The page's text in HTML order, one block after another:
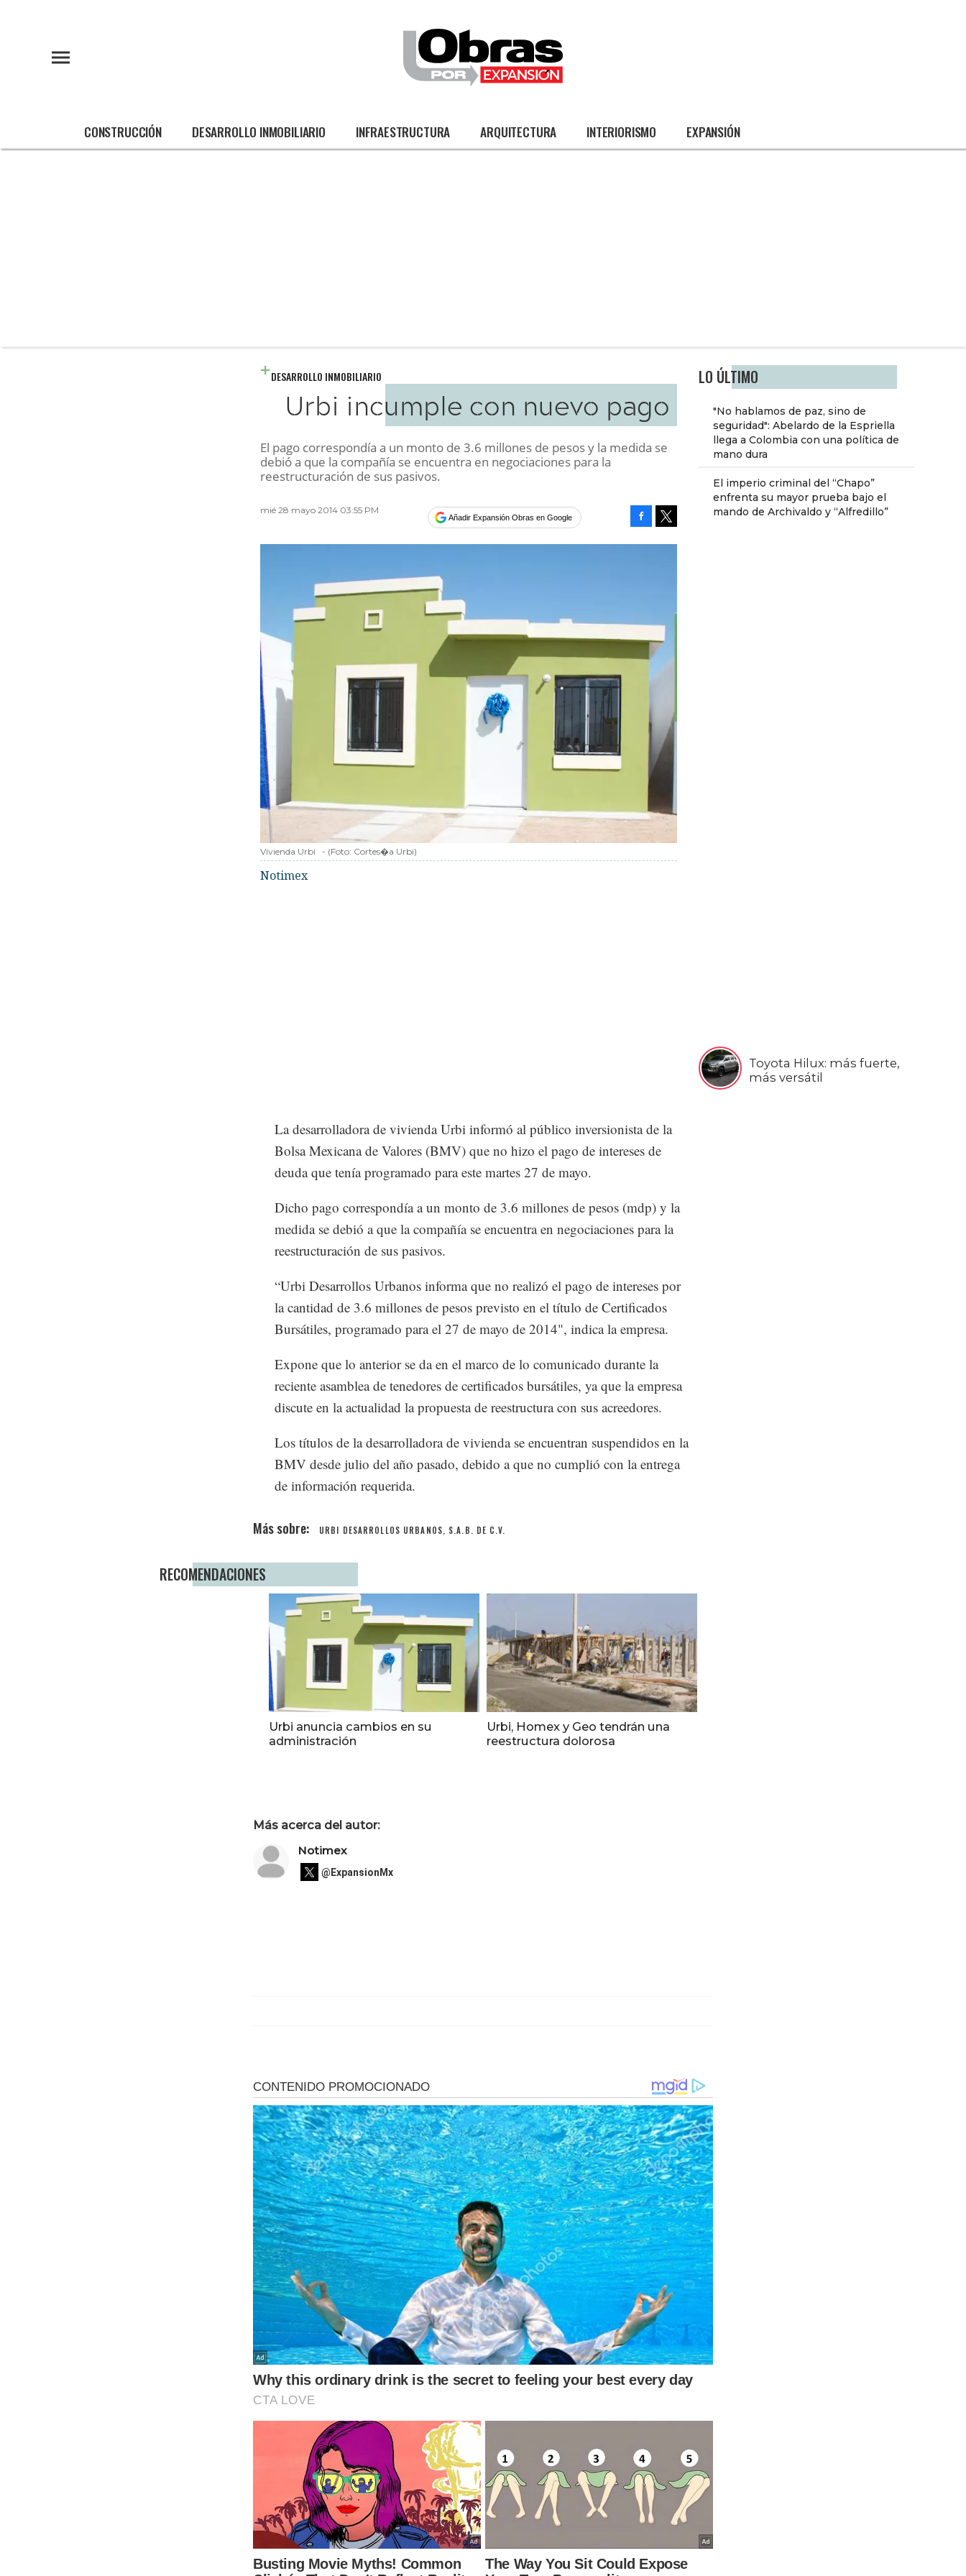
CONSTRUCCIÓN DESARROLLO INMOBILIARIO INFRAESTRUCTURA ARQUITECTURA INTERIORISMO EXPANSIÓN
LO ÚLTIMO
"No hablamos de paz, sino de
seguridad": Abelardo de la Espriella
llega a Colombia con una política de
mano dura
El imperio criminal del “Chapo”
enfrenta su mayor prueba bajo el
mando de Archivaldo y “Alfredillo”
Toyota Hilux: más fuerte,
más versátil
DESARROLLO INMOBILIARIO
Urbi incumple con nuevo pago
El pago correspondía a un monto de 3.6 millones de pesos y la medida se
debió a que la compañía se encuentra en negociaciones para la
reestructuración de sus pasivos.
mié 28 mayo 2014 03:55 PM
Añadir Expansión Obras en Google
Vivienda Urbi - (Foto: Cortes�a Urbi)
Notimex
La desarrolladora de vivienda Urbi informó al público inversionista de la
Bolsa Mexicana de Valores (BMV) que no hizo el pago de intereses de
deuda que tenía programado para este martes 27 de mayo.
Dicho pago correspondía a un monto de 3.6 millones de pesos (mdp) y la
medida se debió a que la compañía se encuentra en negociaciones para la
reestructuración de sus pasivos.
“Urbi Desarrollos Urbanos informa que no realizó el pago de intereses por
la cantidad de 3.6 millones de pesos previsto en el título de Certificados
Bursátiles, programado para el 27 de mayo de 2014", indica la empresa.
Expone que lo anterior se da en el marco de lo comunicado durante la
reciente asamblea de tenedores de certificados bursátiles, ya que la empresa
discute en la actualidad la propuesta de reestructura con sus acreedores.
Los títulos de la desarrolladora de vivienda se encuentran suspendidos en la
BMV desde julio del año pasado, debido a que no cumplió con la entrega
de información requerida.
URBI DESARROLLOS URBANOS, S.A.B. DE C.V.
RECOMENDACIONES
Urbi anuncia cambios en su
administración
Urbi, Homex y Geo tendrán una
reestructura dolorosa
Más acerca del autor:
Notimex
@ExpansionMx